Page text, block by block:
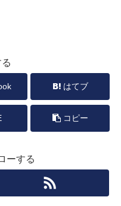
はてブ
コピー
ーする